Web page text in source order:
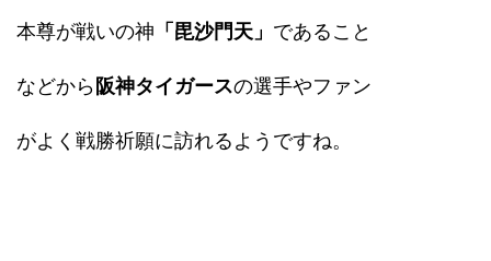
本尊が戦いの神 「毘沙門天」 であること
などから阪神タイガースの選手やファン
がよく戦勝祈願に訪れるようですね。